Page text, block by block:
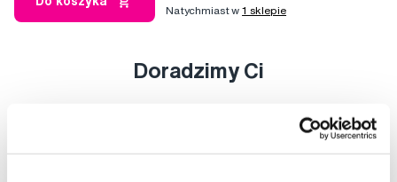
Natychmiast w1 sklepie
Doradzimy Ci